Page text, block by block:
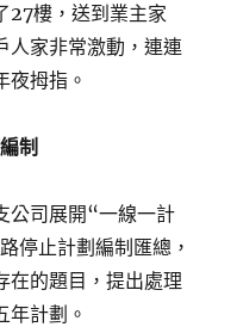
27樓，送到業主家
人家非常激動，連連
夜拇指。
制
公司展開“一線一計
停止計劃編制匯總，
在的題目，提出處理
年計劃。